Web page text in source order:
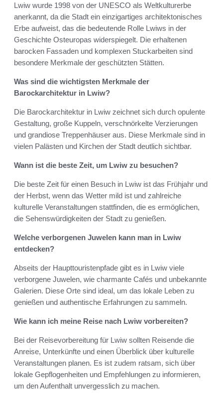
Lwiw wurde 1998 von der UNESCO als Weltkulturerbe
anerkannt, da die Stadt ein einzigartiges architektonisches
Erbe aufweist, das die bedeutende Rolle Lwiws in der
Geschichte Osteuropas widerspiegelt. Die erhaltenen
barocken Fassaden und komplexen Stuckarbeiten sind
besondere Merkmale der geschützten Stätten.
Was sind die wichtigsten Merkmale der
Barockarchitektur in Lwiw?
Die Barockarchitektur in Lwiw zeichnet sich durch opulente
Gestaltung, große Kuppeln, verschnörkelte Verzierungen
und grandiose Treppenhäuser aus. Diese Merkmale sind in
vielen Palästen und Kirchen der Stadt deutlich sichtbar.
Wann ist die beste Zeit, um Lwiw zu besuchen?
Die beste Zeit für einen Besuch in Lwiw ist das Frühjahr und
der Herbst, wenn das Wetter mild ist und zahlreiche
kulturelle Veranstaltungen stattfinden, die es ermöglichen,
die Sehenswürdigkeiten der Stadt zu genießen.
Welche verborgenen Juwelen kann man in Lwiw
entdecken?
Abseits der Haupttouristenpfade gibt es in Lwiw viele
verborgene Juwelen, wie charmante Cafés und unbekannte
Galerien. Diese Orte sind ideal, um das lokale Leben zu
genießen und authentische Erfahrungen zu sammeln.
Wie kann ich meine Reise nach Lwiw vorbereiten?
Bei der Reisevorbereitung für Lwiw sollten Reisende die
Anreise, Unterkünfte und einen Überblick über kulturelle
Veranstaltungen planen. Es ist zudem ratsam, sich über
lokale Gepflogenheiten und Empfehlungen zu informieren,
um den Aufenthalt unvergesslich zu machen.